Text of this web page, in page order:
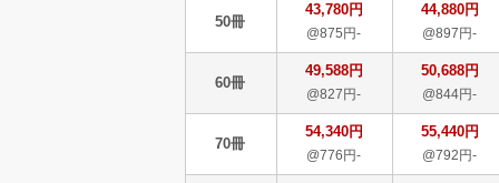
50冊
43,780円
@875円-
44,880円
@897円-
60冊
49,588円
@827円-
50,688円
@844円-
70冊
54,340円
@776円-
55,440円
@792円-